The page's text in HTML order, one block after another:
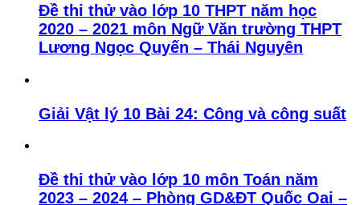
Đề thi thử vào lớp 10 THPT năm học
2020 – 2021 môn Ngữ Văn trường THPT
Lương Ngọc Quyến – Thái Nguyên
Giải Vật lý 10 Bài 24: Công và công suất
Đề thi thử vào lớp 10 môn Toán năm
2023 – 2024 – Phòng GD&ĐT Quốc Oai –